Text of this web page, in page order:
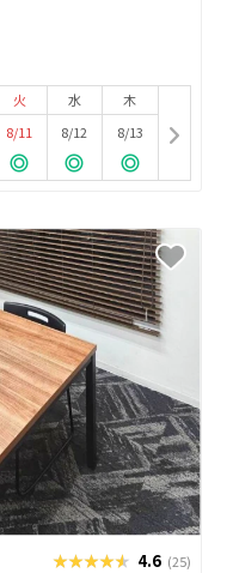
火
8/11
水
8/12
木
8/13
★★★★★
★★★★★ 4.6 (25)